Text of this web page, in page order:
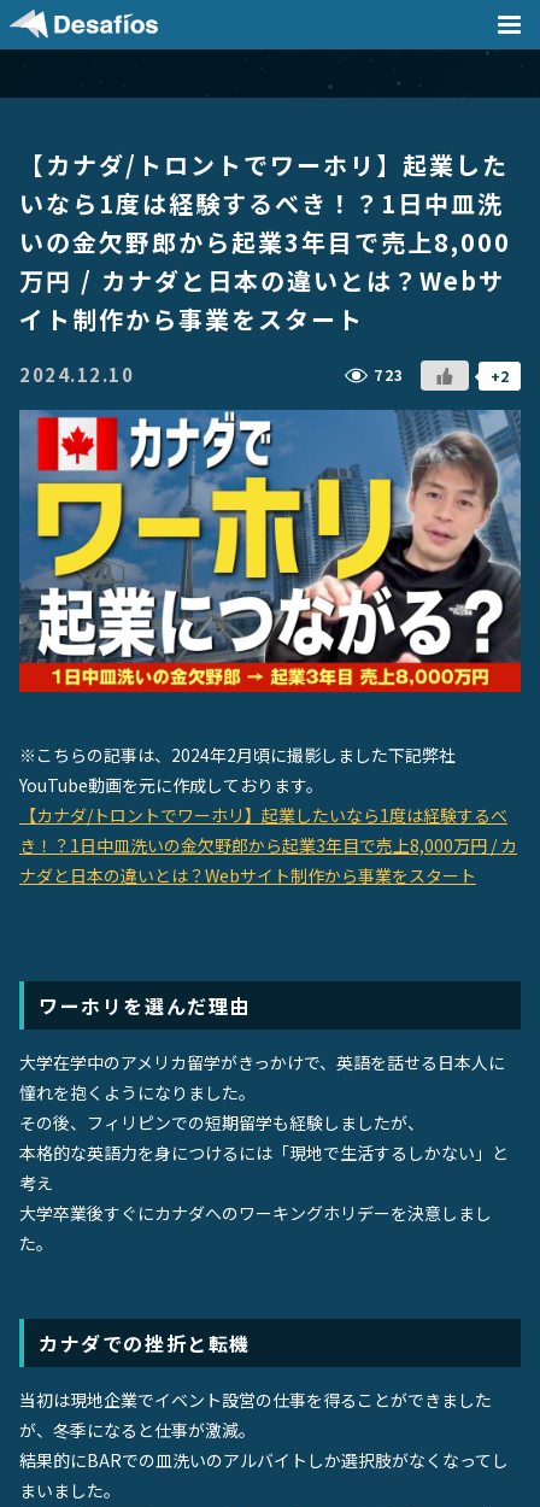
会社案内
事業内容
採用情報
実績
ニュース / ブログ
DX支援記事
お役立ち動画
English Site
【カナダ/トロントでワーホリ】起業した
いなら1度は経験するべき！？1日中皿洗
いの金欠野郎から起業3年目で売上8,000
万円 / カナダと日本の違いとは？Webサ
イト制作から事業をスタート
2024.12.10 723 +2
※こちらの記事は、2024年2月頃に撮影しました下記弊社
YouTube動画を元に作成しております。
【カナダ/トロントでワーホリ】起業したいなら1度は経験するべ
き！？1日中皿洗いの金欠野郎から起業3年目で売上8,000万円 / カ
ナダと日本の違いとは？Webサイト制作から事業をスタート
ワーホリを選んだ理由
大学在学中のアメリカ留学がきっかけで、英語を話せる日本人に
憧れを抱くようになりました。
その後、フィリピンでの短期留学も経験しましたが、
本格的な英語力を身につけるには「現地で生活するしかない」と
考え
大学卒業後すぐにカナダへのワーキングホリデーを決意しまし
た。
カナダでの挫折と転機
当初は現地企業でイベント設営の仕事を得ることができました
が、冬季になると仕事が激減。
結果的にBARでの皿洗いのアルバイトしか選択肢がなくなってし
まいました。